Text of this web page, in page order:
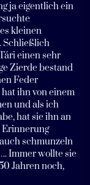
ja eigentlich ein
kleinen
Schließlich
einen sehr
Zierde bestand
Feder
ihn von einem
und als ich
hat sie ihn an
Erinnerung
schmunzeln
Immer wollte sie
Jahren noch,